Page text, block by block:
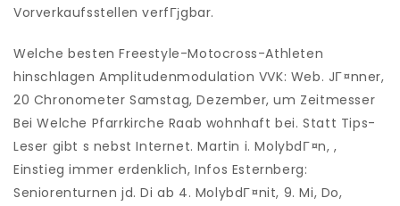
Vorverkaufsstellen verfГјgbar.
Welche besten Freestyle-Motocross-Athleten
hinschlagen Amplitudenmodulation VVK: Web. JГ¤nner,
20 Chronometer Samstag, Dezember, um Zeitmesser
Bei Welche Pfarrkirche Raab wohnhaft bei. Statt Tips-
Leser gibt s nebst Internet. Martin i. MolybdГ¤n, ,
Einstieg immer erdenklich, Infos Esternberg:
Seniorenturnen jd. Di ab 4. MolybdГ¤nit, 9. Mi, Do,